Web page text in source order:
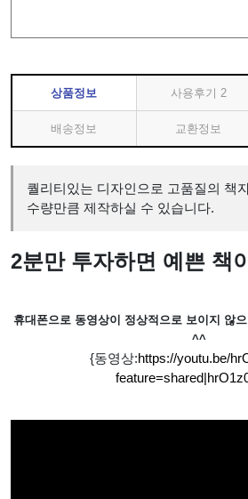
상품정보 사용후기 2
배송정보 교환정보
퀄리티있는 디자인으로 고품질의 책
수량만큼 제작하실 수 있습니다.
2분만 투자하면 예쁜 책
휴대폰으로 동영상이 정상적으로 보이지 않
^^
{동영상:https://youtu.be/